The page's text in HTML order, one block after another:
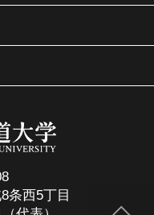
条西5丁目